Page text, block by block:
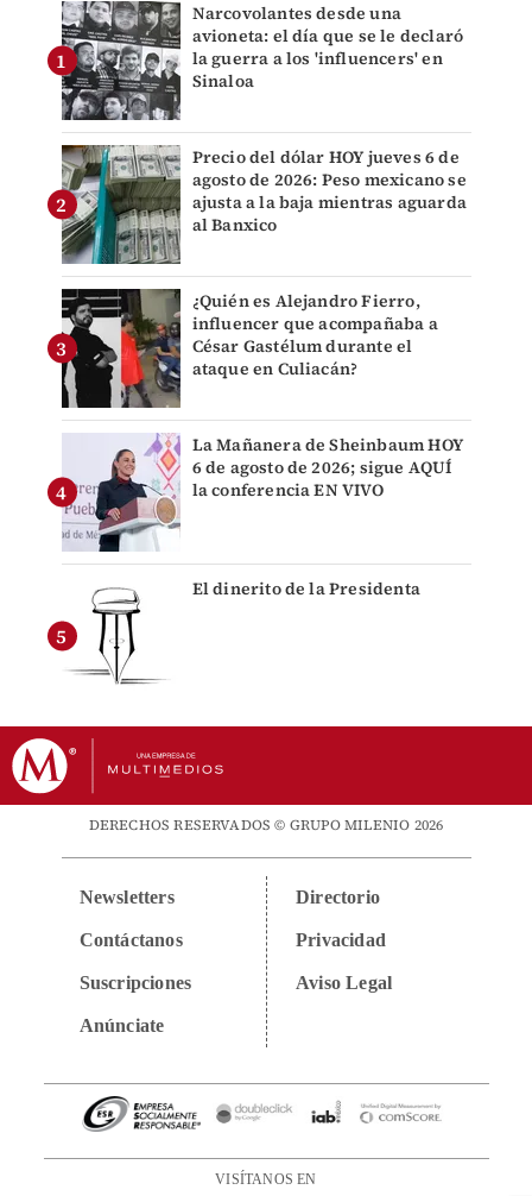
Narcovolantes desde una
avioneta: el día que se le declaró
la guerra a los 'influencers' en
Sinaloa
Precio del dólar HOY jueves 6 de
agosto de 2026: Peso mexicano se
ajusta a la baja mientras aguarda
al Banxico
¿Quién es Alejandro Fierro,
influencer que acompañaba a
César Gastélum durante el
ataque en Culiacán?
La Mañanera de Sheinbaum HOY
6 de agosto de 2026; sigue AQUÍ
la conferencia EN VIVO
El dinerito de la Presidenta
DERECHOS RESERVADOS © GRUPO MILENIO 2026
Newsletters
Contáctanos
Suscripciones
Anúnciate
Directorio
Privacidad
Aviso Legal
VISÍTANOS EN